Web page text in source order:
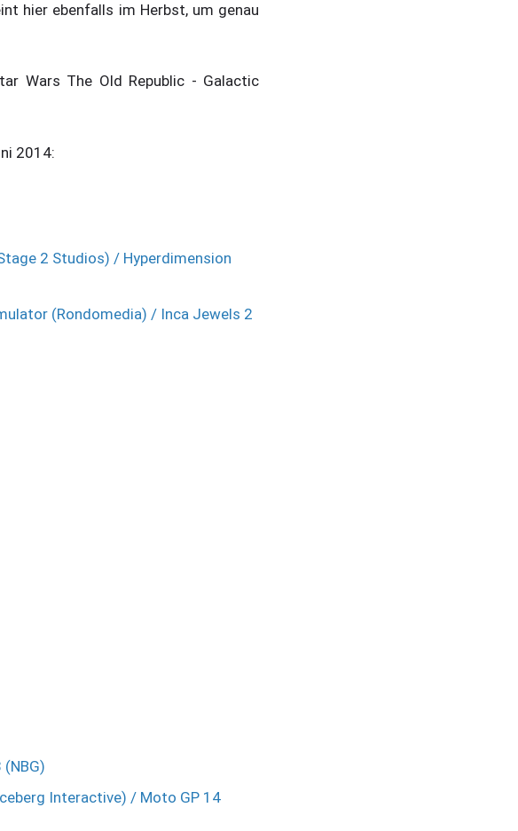
hier ebenfalls im Herbst, um genau
Wars The Old Republic - Galactic
2014:
2 Studios) / Hyperdimension
(Rondomedia) / Inca Jewels 2
Interactive) / Moto GP 14